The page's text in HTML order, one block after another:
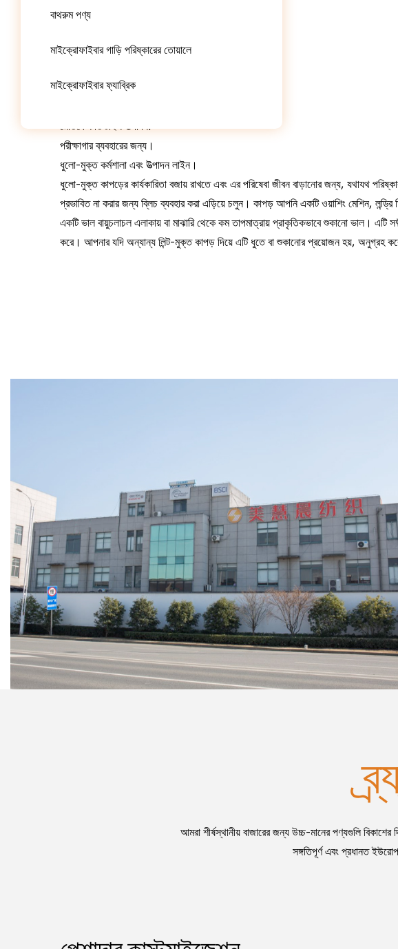
LCD ডিসপ্লে উত্পাদন.
নির্ভুল যন্ত্র উত্পাদন.
বিমান শিল্প।
মেডিকেল ডিভাইস উত্পাদন.
পরীক্ষাগার ব্যবহারের জন্য।
ধুলো-মুক্ত কর্মশালা এবং উত্পাদন লাইন।
ধুলো-মুক্ত কাপড়ের কার্যকারিতা বজায় রাখতে এবং এর পরিষেবা জীবন বাড়ানোর জন্য, যথাযথ
প্রভাবিত না করার জন্য ব্লিচ ব্যবহার করা এড়িয়ে চলুন। কাপড় আপনি একটি ওয়াশিং মেশিন, লন্ড্রি
একটি ভাল বায়ুচলাচল এলাকায় বা মাঝারি থেকে কম তাপমাত্রায় প্রাকৃতিকভাবে শুকানো ভাল। এটি
করে। আপনার যদি অন্যান্য লিন্ট-মুক্ত কাপড় দিয়ে এটি ধুতে বা শুকানোর প্রয়োজন হয়, অনুগ্রহ
আমরা শীর্ষস্থানীয় বাজারের জন্য উচ্চ-মানের পণ্যগুলি
সঙ্গতিপূর্ণ এবং প্রধানত
বাথরুম পণ্য
মাইক্রোফাইবার গাড়ি পরিষ্কারের তোয়ালে
মাইক্রোফাইবার ফ্যাব্রিক